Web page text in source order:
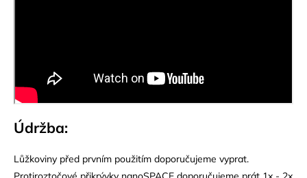
Údržba:
Lůžkoviny před prvním použitím doporučujeme vyprat.